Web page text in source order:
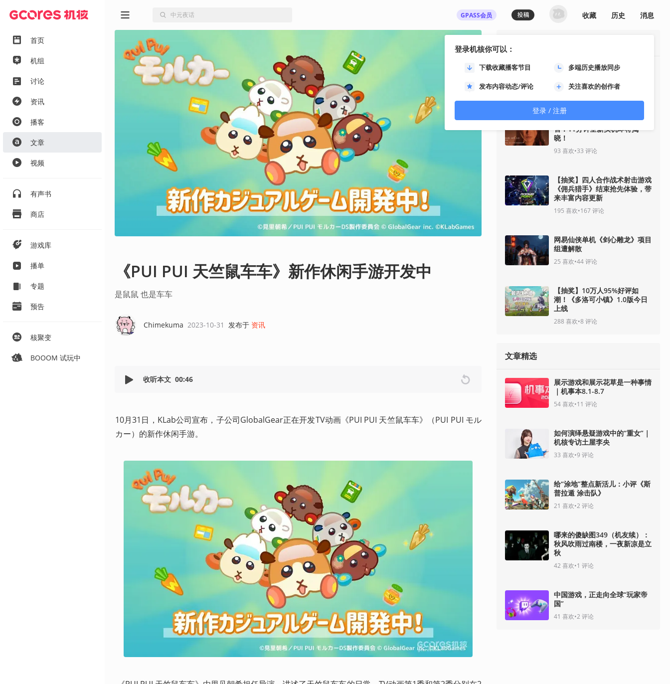
首页
机组
讨论
资讯
播客
文章
视频
有声书
商店
游戏库
播单
专题
预告
核聚变
BOOOM 试玩中
GPASS会员
登录机核你可以：
下载收藏播客节目 多端历史播放同步
发布内容动态/评论 关注喜欢的创作者
登录 / 注册
收藏 历史 消息
《PUI PUI 天竺鼠车车》新作休闲手游开发中
是鼠鼠 也是车车
Chimekuma 2023-10-31 发布于 资讯
收听本文 00:46
10月31日，KLab公司宣布，子公司GlobalGear正在开发TV动画《PUI PUI 天竺鼠车车》（PUI PUI モル
カー）的新作休闲手游。
最热资讯
《GTA6》“分量十足的一瞥”预
35 喜欢•30评论
《影之刃零》8月12日开启预
售！11分钟全新实机即将揭
晓！
93 喜欢•33 评论
【抽奖】四人合作战术射击游戏
《佣兵猎手》结束抢先体验，带
来丰富内容更新
195 喜欢•167评论
网易仙侠单机《剑心雕龙》项目
组遭解散
25 喜欢•44评论
【抽奖】10万人95%好评如
潮！《多洛可小镇》1.0版今日
上线
288 喜欢•8 评论
文章精选
展示游戏和展示花草是一种事情
｜机事本8.1-8.7
54喜欢•11 评论
如何演绎悬疑游戏中的“重女”｜
机核专访土屋李央
33 喜欢•9 评论
给“涂地”整点新活儿：小评《斯
普拉遁 涂击队》
21 喜欢•2 评论
哪来的傻缺图349（机友续）：
秋风吹雨过南楼，一夜新凉是立
秋
42 喜欢•1 评论
中国游戏，正走向全球“玩家帝
国”
41 喜欢•2 评论